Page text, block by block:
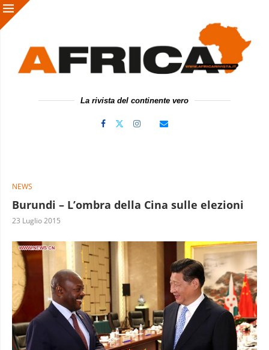
La rivista del continente vero
NEWS
Burundi – L’ombra della Cina sulle elezioni
23 Luglio 2015